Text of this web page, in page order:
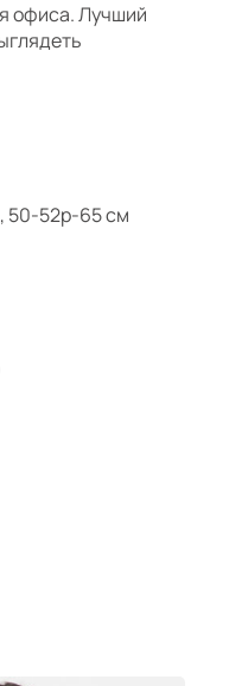
офиса. Лучший
50-52р-65 см